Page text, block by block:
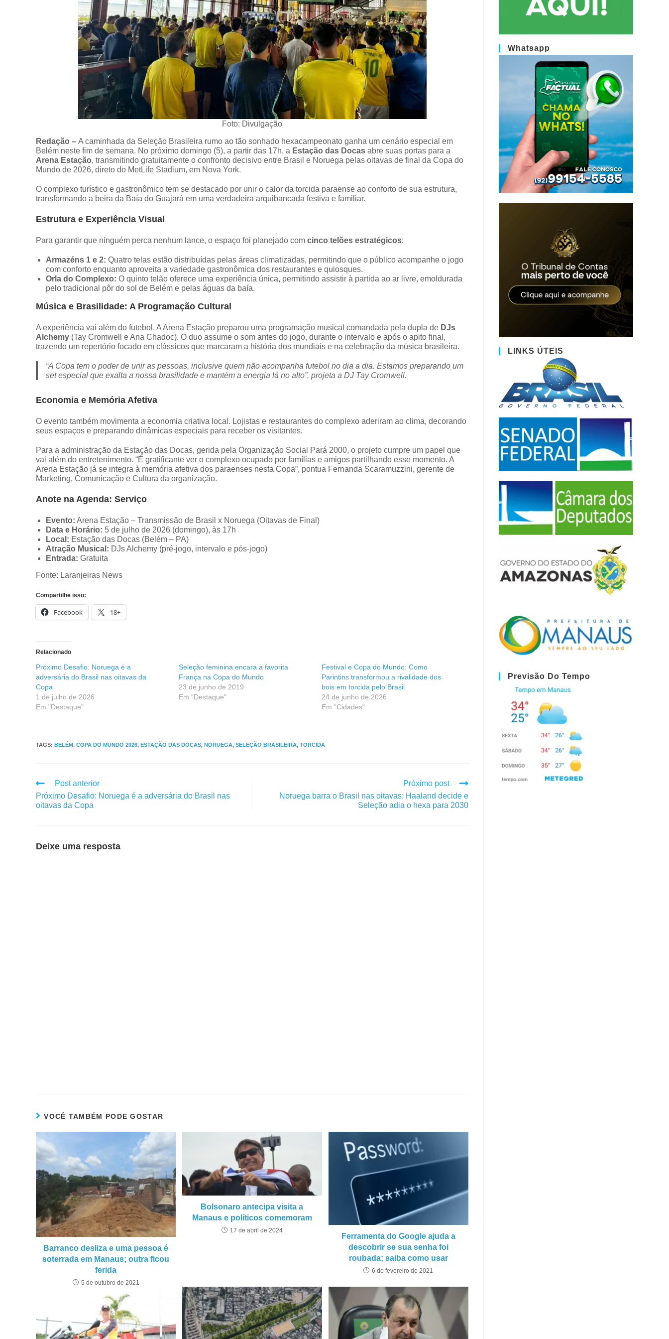
Foto: Divulgação
Redação – A caminhada da Seleção Brasileira rumo ao tão sonhado hexacampeonato ganha um cenário especial em
Belém neste fim de semana. No próximo domingo (5), a partir das 17h, a Estação das Docas abre suas portas para a
Arena Estação, transmitindo gratuitamente o confronto decisivo entre Brasil e Noruega pelas oitavas de final da Copa do
Mundo de 2026, direto do MetLife Stadium, em Nova York.
O complexo turístico e gastronômico tem se destacado por unir o calor da torcida paraense ao conforto de sua estrutura,
transformando a beira da Baía do Guajará em uma verdadeira arquibancada festiva e familiar.
Estrutura e Experiência Visual
Para garantir que ninguém perca nenhum lance, o espaço foi planejado com cinco telões estratégicos:
Armazéns 1 e 2: Quatro telas estão distribuídas pelas áreas climatizadas, permitindo que o público acompanhe o jogo
com conforto enquanto aproveita a variedade gastronômica dos restaurantes e quiosques.
Orla do Complexo: O quinto telão oferece uma experiência única, permitindo assistir à partida ao ar livre, emoldurada
pelo tradicional pôr do sol de Belém e pelas águas da baía.
Música e Brasilidade: A Programação Cultural
A experiência vai além do futebol. A Arena Estação preparou uma programação musical comandada pela dupla de DJs
Alchemy (Tay Cromwell e Ana Chadoc). O duo assume o som antes do jogo, durante o intervalo e após o apito final,
trazendo um repertório focado em clássicos que marcaram a história dos mundiais e na celebração da música brasileira.
“A Copa tem o poder de unir as pessoas, inclusive quem não acompanha futebol no dia a dia. Estamos preparando um
set especial que exalta a nossa brasilidade e mantém a energia lá no alto”, projeta a DJ Tay Cromwell.
Economia e Memória Afetiva
O evento também movimenta a economia criativa local. Lojistas e restaurantes do complexo aderiram ao clima, decorando
seus espaços e preparando dinâmicas especiais para receber os visitantes.
Para a administração da Estação das Docas, gerida pela Organização Social Pará 2000, o projeto cumpre um papel que
vai além do entretenimento. “É gratificante ver o complexo ocupado por famílias e amigos partilhando esse momento. A
Arena Estação já se integra à memória afetiva dos paraenses nesta Copa”, pontua Fernanda Scaramuzzini, gerente de
Marketing, Comunicação e Cultura da organização.
Anote na Agenda: Serviço
Evento: Arena Estação – Transmissão de Brasil x Noruega (Oitavas de Final)
Data e Horário: 5 de julho de 2026 (domingo), às 17h
Local: Estação das Docas (Belém – PA)
Atração Musical: DJs Alchemy (pré-jogo, intervalo e pós-jogo)
Entrada: Gratuita
Fonte: Laranjeiras News
Compartilhe isso:
Facebook 18+
Relacionado
Próximo Desafio: Noruega é a
adversária do Brasil nas oitavas da
Copa
1 de julho de 2026
Em "Destaque"
Seleção feminina encara a favorita
França na Copa do Mundo
23 de junho de 2019
Em "Destaque"
Festival e Copa do Mundo: Como
Parintins transformou a rivalidade dos
bois em torcida pelo Brasil
24 de junho de 2026
Em "Cidades"
TAGS: BELÉM, COPA DO MUNDO 2026, ESTAÇÃO DAS DOCAS, NORUEGA, SELEÇÃO BRASILEIRA, TORCIDA
Post anterior
Próximo Desafio: Noruega é a adversária do Brasil nas
oitavas da Copa
Próximo post
Noruega barra o Brasil nas oitavas; Haaland decide e
Seleção adia o hexa para 2030
Deixe uma resposta
VOCÊ TAMBÉM PODE GOSTAR
Barranco desliza e uma pessoa é
soterrada em Manaus; outra ficou
ferida
5 de outubro de 2021
Bolsonaro antecipa visita a
Manaus e políticos comemoram
17 de abril de 2024
Ferramenta do Google ajuda a
descobrir se sua senha foi
roubada; saiba como usar
6 de fevereiro de 2021
Whatsapp
LINKS ÚTEIS
Previsão Do Tempo